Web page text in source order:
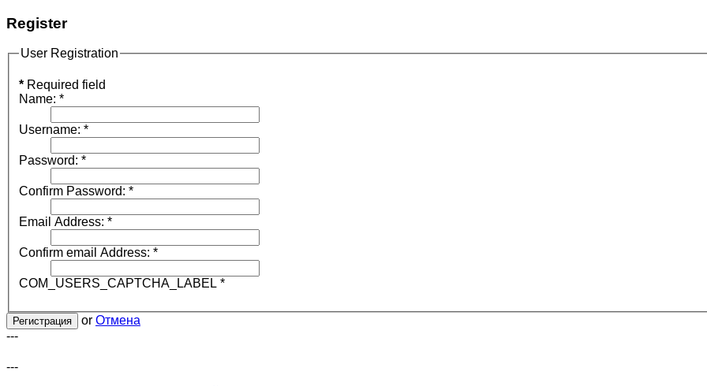
Register
User Registration
* Required field
Name: *
Username: *
Password: *
Confirm Password: *
Email Address: *
Confirm email Address: *
COM_USERS_CAPTCHA_LABEL *
Регистрация or Отмена
---
---